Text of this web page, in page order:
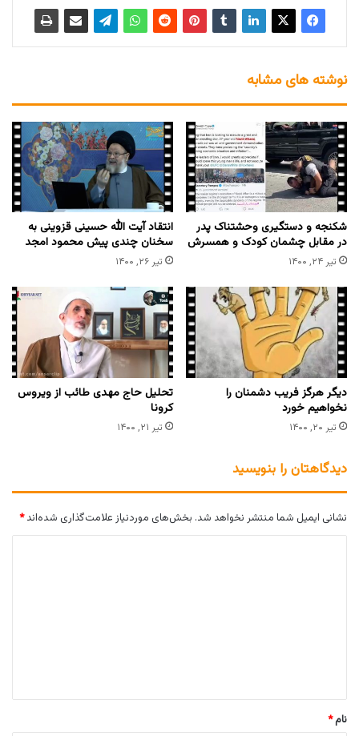
نوشته های مشابه
شکنجه و دستگیری وحشتناک پدر
در مقابل چشمان کودک و همسرش
تیر ۲۴, ۱۴۰۰
انتقاد آیت الله حسینی قزوینی به
سخنان چندی پیش محمود امجد
تیر ۲۶, ۱۴۰۰
دیگر هرگز فریب دشمنان را
نخواهیم خورد
تیر ۲۰, ۱۴۰۰
تحلیل حاج مهدی طائب از ویروس
کرونا
تیر ۲۱, ۱۴۰۰
دیدگاهتان را بنویسید
نشانی ایمیل شما منتشر نخواهد شد. بخش‌های موردنیاز علامت‌گذاری شده‌اند*
نام*